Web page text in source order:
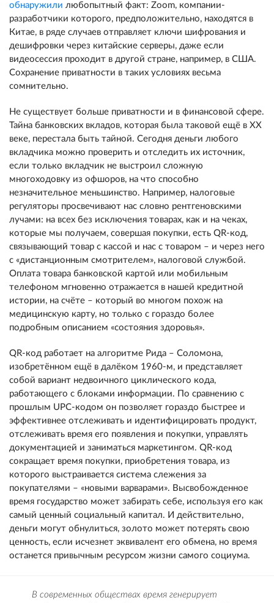
обнаружили любопытный факт: Zoom, компании-
разработчики которого, предположительно, находятся в
Китае, в ряде случаев отправляет ключи шифрования и
дешифровки через китайские серверы, даже если
видеосессия проходит в другой стране, например, в США.
Сохранение приватности в таких условиях весьма
сомнительно.
Не существует больше приватности и в финансовой сфере.
Тайна банковских вкладов, которая была таковой ещё в ХХ
веке, перестала быть тайной. Сегодня деньги любого
вкладчика можно проверить и отследить их источник,
если только вкладчик не выстроил сложную
многоходовку из офшоров, на что способно
незначительное меньшинство. Например, налоговые
регуляторы просвечивают нас словно рентгеновскими
лучами: на всех без исключения товарах, как и на чеках,
которые мы получаем, совершая покупки, есть QR-код,
связывающий товар с кассой и нас с товаром – и через него
с «дистанционным смотрителем», налоговой службой.
Оплата товара банковской картой или мобильным
телефоном мгновенно отражается в нашей кредитной
истории, на счёте – который во многом похож на
медицинскую карту, но только с гораздо более
подробным описанием «состояния здоровья».
QR-код работает на алгоритме Рида – Соломона,
изобретённом ещё в далёком 1960-м, и представляет
собой вариант недвоичного циклического кода,
работающего с блоками информации. По сравнению с
прошлым UPC-кодом он позволяет гораздо быстрее и
эффективнее отслеживать и идентифицировать продукт,
отслеживать время его появления и покупки, управлять
документацией и заниматься маркетингом. QR-код
сокращает время покупки, приобретения товара, из
которого выстраивается система слежения за
покупателями – «новыми варварами». Высвобожденное
время государство может забирать себе, используя его как
самый ценный социальный капитал. И действительно,
деньги могут обнулиться, золото может потерять свою
ценность, если исчезнет эквивалент его обмена, но время
останется привычным ресурсом жизни самого социума.
В современных обществах время генерирует